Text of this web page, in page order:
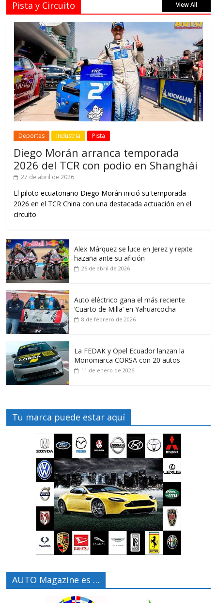
Pista y Circuito View All
Deportes Industria Pista
Diego Morán arranca temporada
2026 del TCR con podio en Shanghái
27 de abril de 2026
El piloto ecuatoriano Diego Morán inició su temporada
2026 en el TCR China con una destacada actuación en el
circuito
Alex Márquez se luce en Jerez y repite
hazaña ante su afición
26 de abril de 2026
Auto eléctrico gana el más reciente
‘Cuarto de Milla’ en Yahuarcocha
8 de febrero de 2026
La FEDAK y Opel Ecuador lanzan la
Monomarca CORSA con 20 autos
11 de enero de 2026
Tu marca puede estar aquí
AUTO Magazine es …